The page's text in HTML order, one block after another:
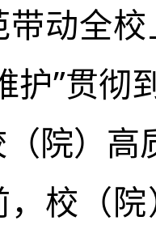
带动全
护”贯彻
院）高
（院